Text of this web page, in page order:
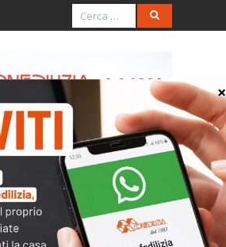
e
analisi
per una gestione
degli immobili